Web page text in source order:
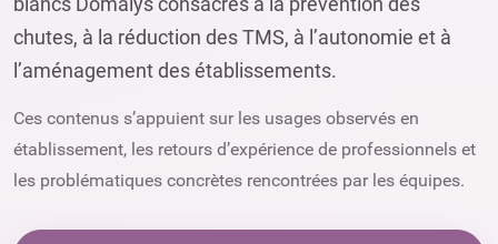
chutes, à la réduction des TMS, à l’autonomie et à
l’aménagement des établissements.
Ces contenus s’appuient sur les usages observés en
établissement, les retours d’expérience de professionnels et
les problématiques concrètes rencontrées par les équipes.